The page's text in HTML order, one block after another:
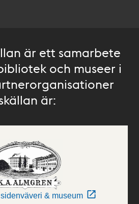
är ett samarbete
och museer i
är:
& museum